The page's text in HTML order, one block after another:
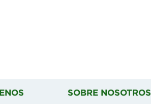
SOBRE NOSOTROS